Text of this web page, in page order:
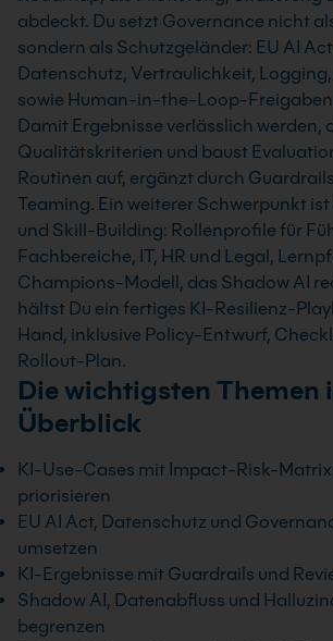
abdeckt. Du setzt Governance nicht
sondern als Schutzgeländer: EU AI
Datenschutz, Vertraulichkeit,
sowie Human-in-the-Loop-
Damit Ergebnisse verlässlich werden,
Qualitätskriterien und baust
Routinen auf, ergänzt durch
Teaming. Ein weiterer Schwerpunkt
und Skill-Building: Rollenprofile für
Fachbereiche, IT, HR und Legal,
Champions-Modell, das Shadow AI
hältst Du ein fertiges KI-Resilienz-
Hand, inklusive Policy-Entwurf,
Rollout-Plan.
Die wichtigsten Themen
Überblick
KI-Use-Cases mit Impact-Risk-
priorisieren
EU AI Act, Datenschutz und
umsetzen
KI-Ergebnisse mit Guardrails und
Shadow AI, Datenabfluss und
begrenzen